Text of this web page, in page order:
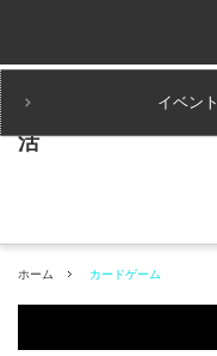
イベント
ホーム カードゲーム